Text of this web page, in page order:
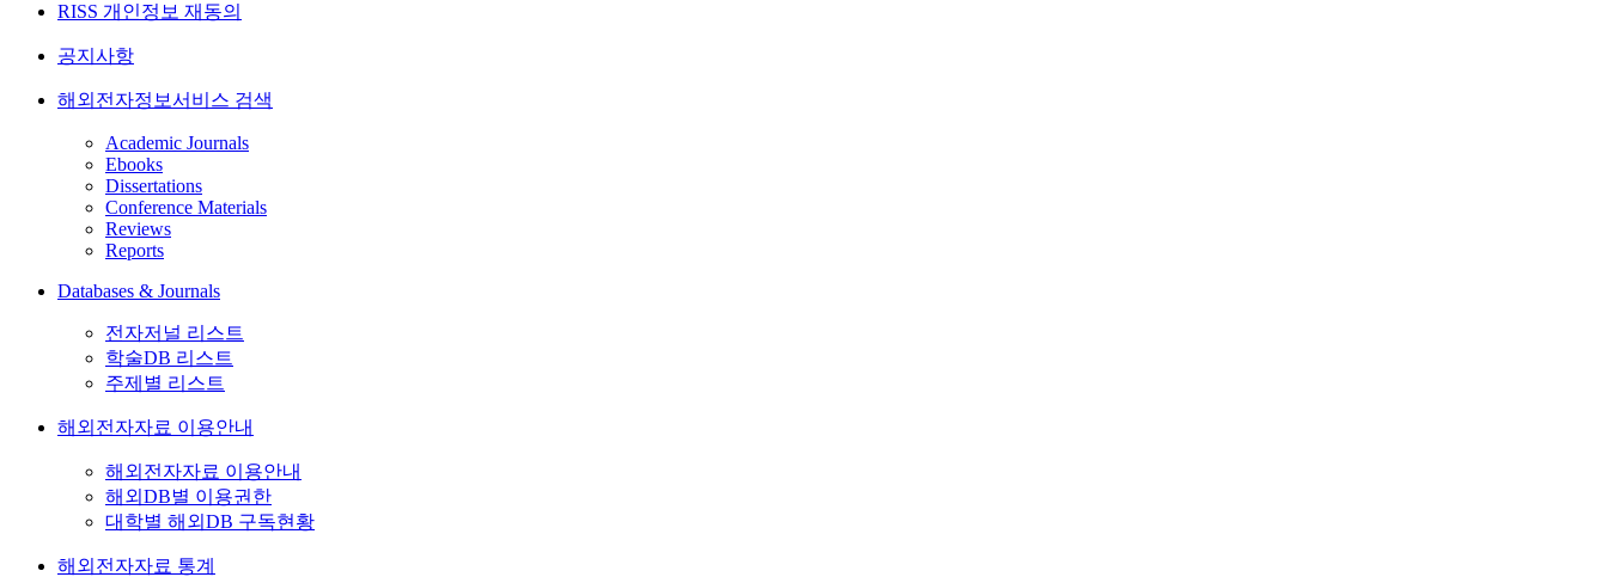
RISS 개인정보 재동의
공지사항
해외전자정보서비스 검색
Academic Journals
Ebooks
Dissertations
Conference Materials
Reviews
Reports
Databases & Journals
전자저널 리스트
학술DB 리스트
주제별 리스트
해외전자자료 이용안내
해외전자자료 이용안내
해외DB별 이용권한
대학별 해외DB 구독현황
해외전자자료 통계